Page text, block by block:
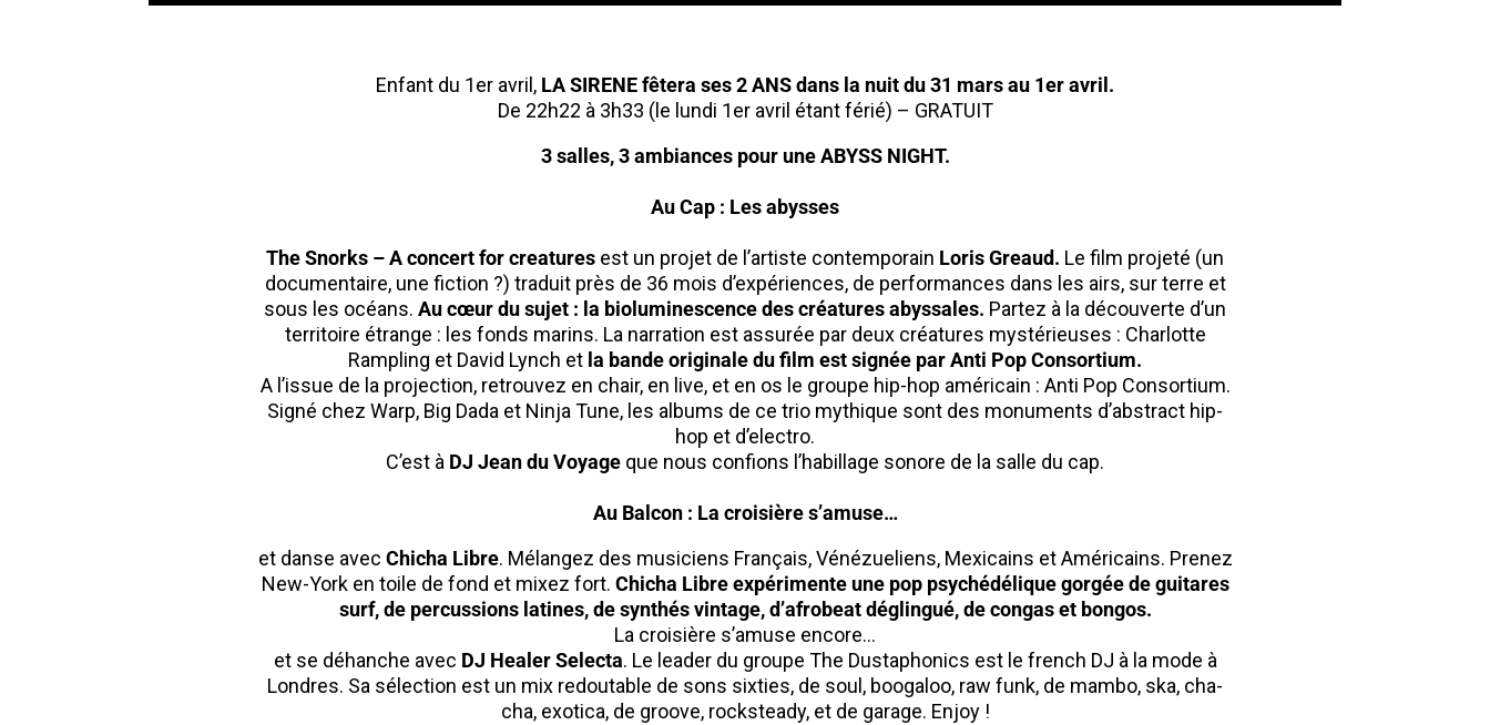
Enfant du 1er avril, LA SIRENE fêtera ses 2 ANS dans la nuit du 31 mars au 1er avril.
De 22h22 à 3h33 (le lundi 1er avril étant férié) – GRATUIT
3 salles, 3 ambiances pour une ABYSS NIGHT.
Au Cap : Les abysses
The Snorks – A concert for creatures est un projet de l’artiste contemporain Loris Greaud. Le film projeté (un
documentaire, une fiction ?) traduit près de 36 mois d’expériences, de performances dans les airs, sur terre et
sous les océans. Au cœur du sujet : la bioluminescence des créatures abyssales. Partez à la découverte d’un
territoire étrange : les fonds marins. La narration est assurée par deux créatures mystérieuses : Charlotte
Rampling et David Lynch et la bande originale du film est signée par Anti Pop Consortium.
A l’issue de la projection, retrouvez en chair, en live, et en os le groupe hip-hop américain : Anti Pop Consortium.
Signé chez Warp, Big Dada et Ninja Tune, les albums de ce trio mythique sont des monuments d’abstract hip-
hop et d’electro.
C’est à DJ Jean du Voyage que nous confions l’habillage sonore de la salle du cap.
Au Balcon : La croisière s’amuse…
et danse avec Chicha Libre. Mélangez des musiciens Français, Vénézueliens, Mexicains et Américains. Prenez
New-York en toile de fond et mixez fort. Chicha Libre expérimente une pop psychédélique gorgée de guitares
surf, de percussions latines, de synthés vintage, d’afrobeat déglingué, de congas et bongos.
La croisière s’amuse encore…
et se déhanche avec DJ Healer Selecta. Le leader du groupe The Dustaphonics est le french DJ à la mode à
Londres. Sa sélection est un mix redoutable de sons sixties, de soul, boogaloo, raw funk, de mambo, ska, cha-
cha, exotica, de groove, rocksteady, et de garage. Enjoy !